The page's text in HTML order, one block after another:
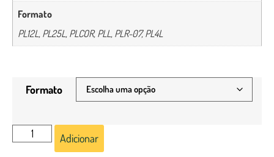
Formato
PL12L, PL25L, PLCOR, PLL, PLR-07, PL4L
Formato
Adicionar